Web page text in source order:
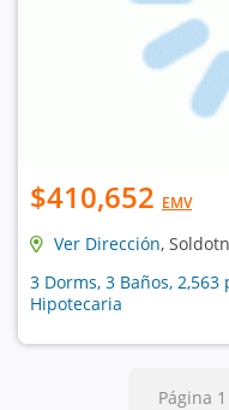
$410,652 EMV
Ver Dirección,
3 Dorms, 3 Baños,
Hipotecaria
Página 1